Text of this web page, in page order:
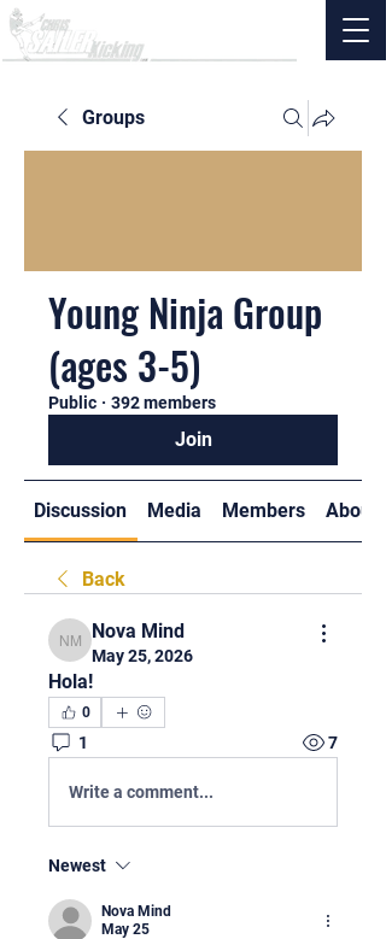
Groups
Young Ninja Group
(ages 3-5)
Public · 392 members
Join
Discussion Media Members About
Back
Nova Mind
Nova Mind
May 25, 2026
Hola!
0
1 7
Write a comment...
Newest
Nova Mind
May 25